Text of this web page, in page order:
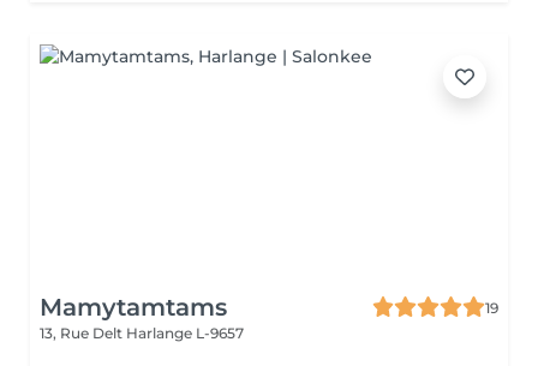
Mamytamtams
19
13, Rue Delt Harlange L-9657